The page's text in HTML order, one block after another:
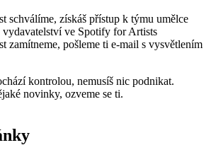
schválíme, získáš přístup k týmu umělce
vydavatelství ve Spotify for Artists
zamítneme, pošleme ti e-mail s vysvětlením
kontrolou, nemusíš nic podnikat.
novinky, ozveme se ti.